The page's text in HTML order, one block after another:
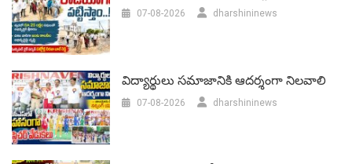
07-08-2026 dharshininews
విద్యార్థులు సమాజానికి ఆదర్శంగా నిలవాలి
07-08-2026 dharshininews